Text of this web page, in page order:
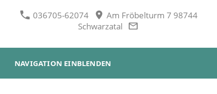
036705-62074
Am Fröbelturm 7 98744
Schwarzatal
NAVIGATION EINBLENDEN